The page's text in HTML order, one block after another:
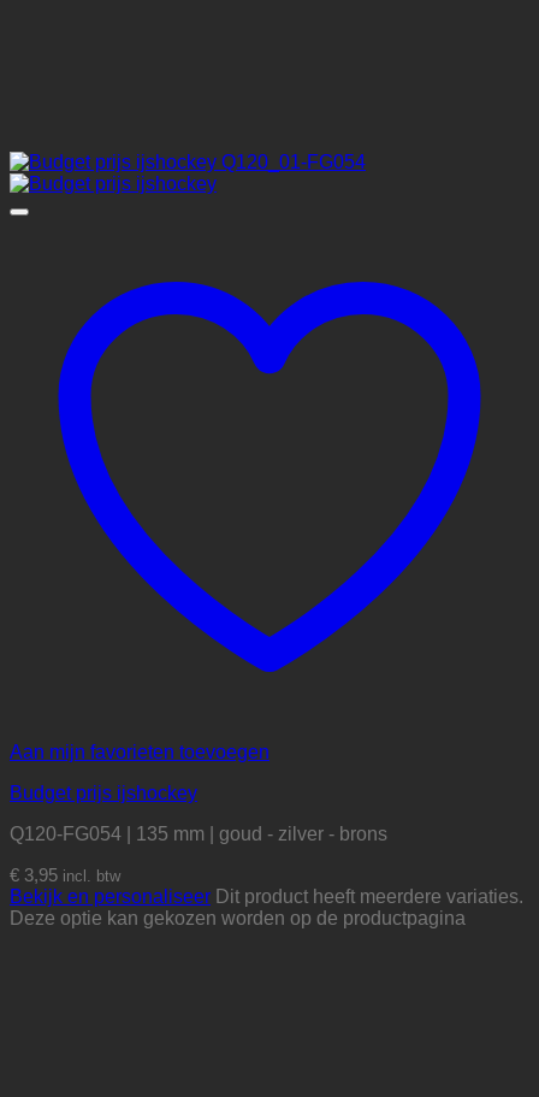
Aan mijn favorieten toevoegen
Budget prijs ijshockey
Q120-FG054 | 135 mm | goud - zilver - brons
€ 3,95 incl. btw
Bekijk en personaliseer Dit product heeft meerdere variaties.
Deze optie kan gekozen worden op de productpagina